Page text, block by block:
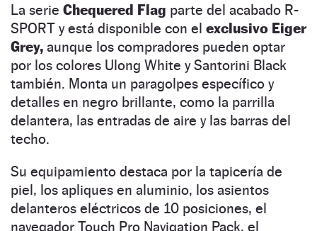
La serie Chequered Flag parte del acabado R-
SPORT y está disponible con el exclusivo Eiger
Grey, aunque los compradores pueden optar
por los colores Ulong White y Santorini Black
también. Monta un paragolpes específico y
detalles en negro brillante, como la parrilla
delantera, las entradas de aire y las barras del
techo.
Su equipamiento destaca por la tapicería de
piel, los apliques en aluminio, los asientos
delanteros eléctricos de 10 posiciones, el
navegador Touch Pro Navigation Pack, el